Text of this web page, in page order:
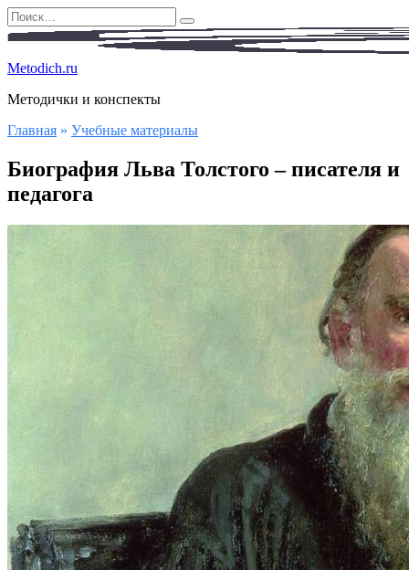
Перейти
к
Search
for:
Metodich.ru
Методички и конспекты
Главная » Учебные материалы
Биография Льва Толстого – писателя и
педагога